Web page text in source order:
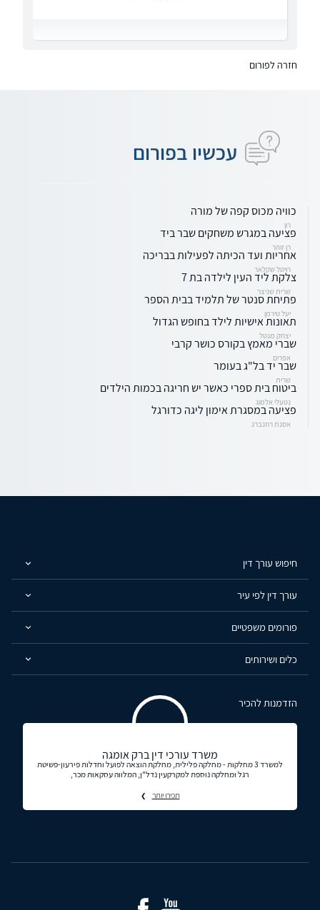
חזרה לפורום
עכשיו בפורום
כוויה מכוס קפה של מורה
רון
פציעה במגרש משחקים שבר ביד
רן זוהר
אחריות ועד הכיתה לפעילות בבריכה
רויטל שקלאר
צלקת ליד העין לילדה בת 7
שרית שניצר
פתיחת סנטר של תלמיד בבית הספר
יעל טירמן
תאונות אישיות לילד בחופש הגדול
יצחק מנטל
שברי מאמץ בקורס כושר קרבי
אפרים
שבר יד בל"ג בעומר
שרית
ביטוח בית ספרי כאשר יש חריגה בכמות הילדים
נטעלי אלמוג
פציעה במסגרת אימון ליגה כדורגל
אסנת רוזנברג
חיפוש עורך דין
עורך דין לפי עיר
פורומים משפטיים
כלים ושירותים
הזדמנות להכיר
משרד עורכי דין ברק אומגה
למשרד 3 מחלקות - מחלקה פלילית, מחלקת הוצאה לפועל וחדלות פירעון-פשיטת
רגל ומחלקה נוספת למקרקעין נדל"ן, המלווה עסקאות מכר,
תכירו יותר